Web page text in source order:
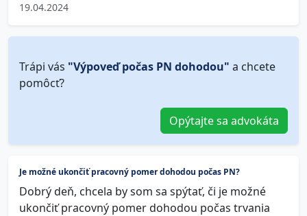
19.04.2024
Trápi vás "Výpoveď počas PN dohodou" a chcete
pomôcť?
Opýtajte sa advokáta
Je možné ukončiť pracovný pomer dohodou počas PN?
Dobrý deň, chcela by som sa spýtať, či je možné
ukončiť pracovný pomer dohodou počas trvania